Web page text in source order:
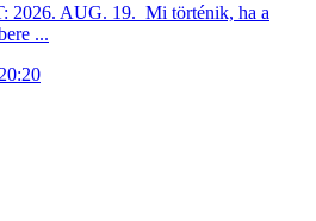
AUG. 19. Mi történik, ha a
...